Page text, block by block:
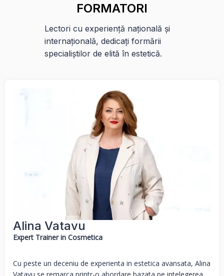
FORMATORI
Lectori cu experiență națională și
internațională, dedicați formării
specialiștilor de elită în estetică.
Alina Vatavu
Expert Trainer in Cosmetica
Cu peste un deceniu de experienta in estetica avansata, Alina